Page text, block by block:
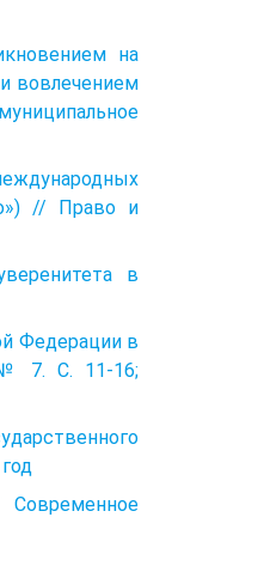
на
вовлечением
// Право и
в
Федерации в
№ 7. С. 11-16;
Современное